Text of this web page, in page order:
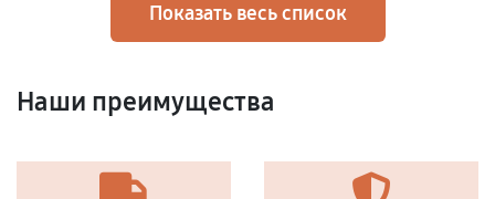
Показать весь список
Наши преимущества